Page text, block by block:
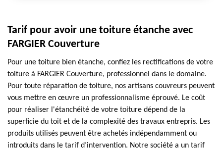
Tarif pour avoir une toiture étanche avec
FARGIER Couverture
Pour une toiture bien étanche, confiez les rectifications de votre
toiture à FARGIER Couverture, professionnel dans le domaine.
Pour toute réparation de toiture, nos artisans couvreurs peuvent
vous mettre en œuvre un professionnalisme éprouvé. Le coût
pour réaliser l'étanchéité de votre toiture dépend de la
superficie du toit et de la complexité des travaux entrepris. Les
produits utilisés peuvent être achetés indépendamment ou
introduits dans le tarif d’intervention. Notre société a un tarif